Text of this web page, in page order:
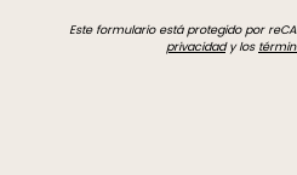
Este formulario está protegido por
privacidady los